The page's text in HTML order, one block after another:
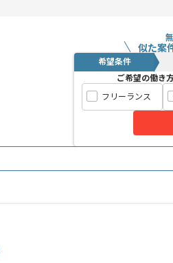
似た案
希望条件
ご希望の働き
フリーランス